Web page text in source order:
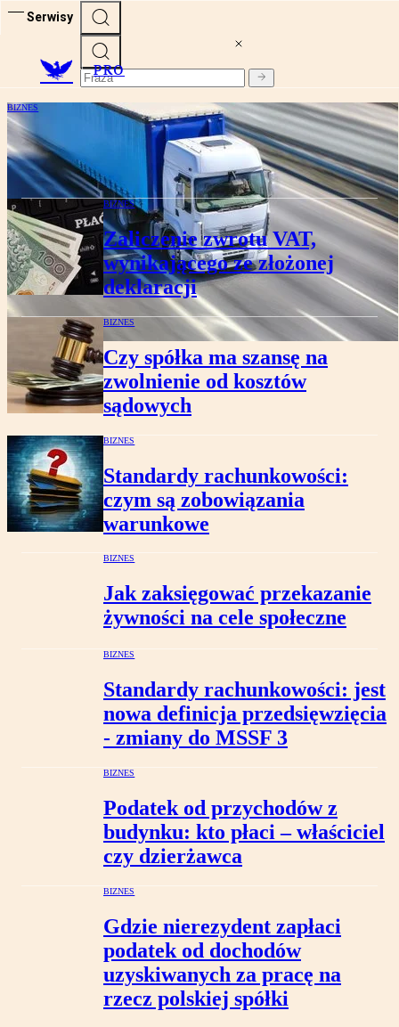
Serwisy
PRO
BIZNES
VAT: Kiedy przemieszczanie towarów to
osobna dostawa
BIZNES
Zaliczenie zwrotu VAT,
wynikającego ze złożonej
deklaracji
BIZNES
Czy spółka ma szansę na
zwolnienie od kosztów
sądowych
BIZNES
Standardy rachunkowości:
czym są zobowiązania
warunkowe
BIZNES
Jak zaksięgować przekazanie
żywności na cele społeczne
BIZNES
Standardy rachunkowości: jest
nowa definicja przedsięwzięcia
- zmiany do MSSF 3
BIZNES
Podatek od przychodów z
budynku: kto płaci – właściciel
czy dzierżawca
BIZNES
Gdzie nierezydent zapłaci
podatek od dochodów
uzyskiwanych za pracę na
rzecz polskiej spółki